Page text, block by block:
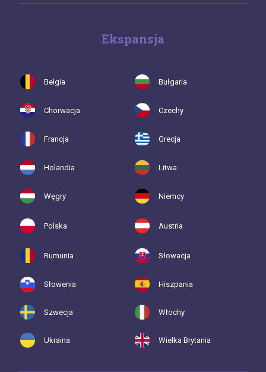
Ekspansja
Belgia Bułgaria
Chorwacja Czechy
Francja Grecja
Holandia Litwa
Węgry Niemcy
Polska Austria
Rumunia Słowacja
Słowenia Hiszpania
Szwecja Włochy
Ukraina Wielka Brytania